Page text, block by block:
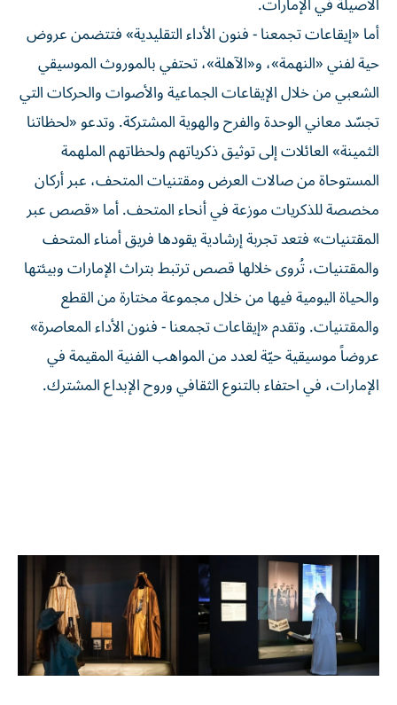
أما «إيقاعات تجمعنا - فنون الأداء التقليدية» فتتضمن عروض
حية لفني «النهمة»، و«الآهلة»، تحتفي بالموروث الموسيقي
الشعبي من خلال الإيقاعات الجماعية والأصوات والحركات التي
تجسّد معاني الوحدة والفرح والهوية المشتركة. وتدعو «لحظاتنا
الثمينة» العائلات إلى توثيق ذكرياتهم ولحظاتهم الملهمة
المستوحاة من صالات العرض ومقتنيات المتحف، عبر أركان
مخصصة للذكريات موزعة في أنحاء المتحف. أما «قصص عبر
المقتنيات» فتعد تجربة إرشادية يقودها فريق أمناء المتحف
والمقتنيات، تُروى خلالها قصص ترتبط بتراث الإمارات وبيئتها
والحياة اليومية فيها من خلال مجموعة مختارة من القطع
والمقتنيات. وتقدم «إيقاعات تجمعنا - فنون الأداء المعاصرة»
عروضاً موسيقية حيّة لعدد من المواهب الفنية المقيمة في
الإمارات، في احتفاء بالتنوع الثقافي وروح الإبداع المشترك.